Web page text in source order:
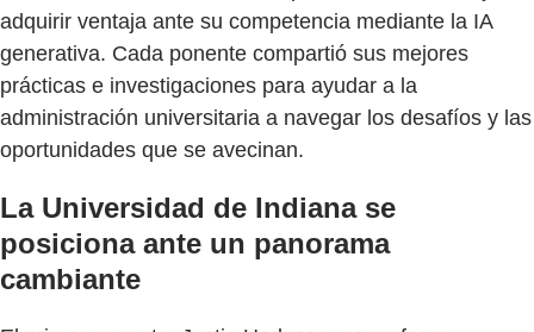
adquirir ventaja ante su competencia mediante la IA
generativa. Cada ponente compartió sus mejores
prácticas e investigaciones para ayudar a la
administración universitaria a navegar los desafíos y las
oportunidades que se avecinan.
La Universidad de Indiana se
posiciona ante un panorama
cambiante